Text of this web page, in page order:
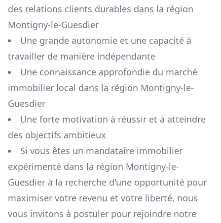
des relations clients durables dans la région
Montigny-le-Guesdier
Une grande autonomie et une capacité à
travailler de manière indépendante
Une connaissance approfondie du marché
immobilier local dans la région Montigny-le-
Guesdier
Une forte motivation à réussir et à atteindre
des objectifs ambitieux
Si vous êtes un mandataire immobilier
expérimenté dans la région Montigny-le-
Guesdier à la recherche d'une opportunité pour
maximiser votre revenu et votre liberté, nous
vous invitons à postuler pour rejoindre notre